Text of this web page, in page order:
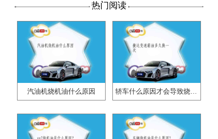
热门阅读
汽油机烧机油什么原因 轿车什么原因才会导致烧机油？